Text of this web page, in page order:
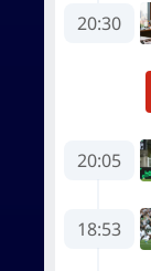
20:30
20:05
18:53